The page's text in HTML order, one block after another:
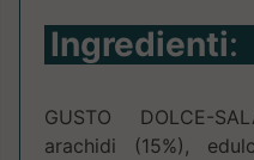
Ingredienti:
GUSTO DOLCE-
arachidi (15%),